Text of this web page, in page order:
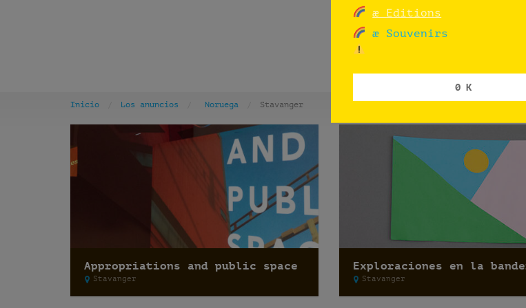
Inicio Los anuncios Noruega Stavanger
Appropriations and public space
Stavanger Stavanger
æ Editions
æ Souvenirs
0 K